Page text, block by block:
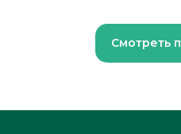
Смотреть